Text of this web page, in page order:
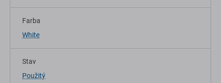
Farba
White
Stav
Použitý